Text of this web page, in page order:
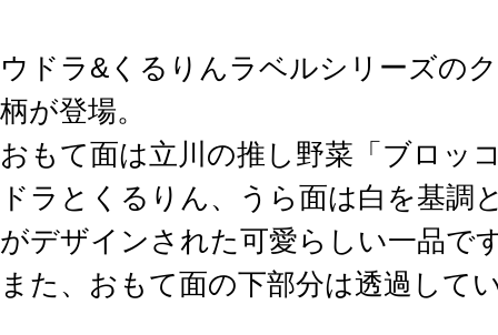
ウドラ&くるりんラベルシリーズの
柄が登場。
おもて面は立川の推し野菜「ブロッ
ドラとくるりん、うら面は白を基調
がデザインされた可愛らしい一品で
また、おもて面の下部分は透過して